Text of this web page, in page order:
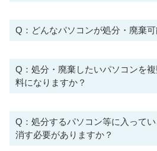
Q：どんなパソコンが処分・廃棄可
Q：処分・廃棄したいパソコンを
料になりますか？
Q：処分するパソコン等に入って
消す必要がありますか？